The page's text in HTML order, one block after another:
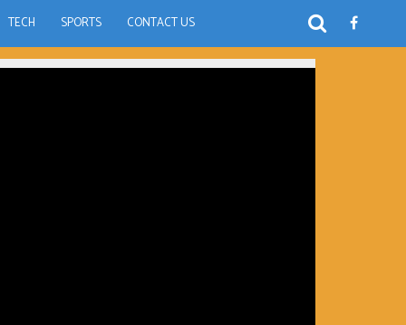
TECH SPORTS CONTACT US